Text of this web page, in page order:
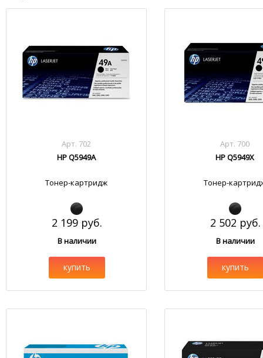
Арт. 702
HP Q5949A
Тонер-картридж
2 199 руб.
В наличии
купить
Арт. 700
HP Q5949X
Тонер-
2 502 руб.
В наличии
купить